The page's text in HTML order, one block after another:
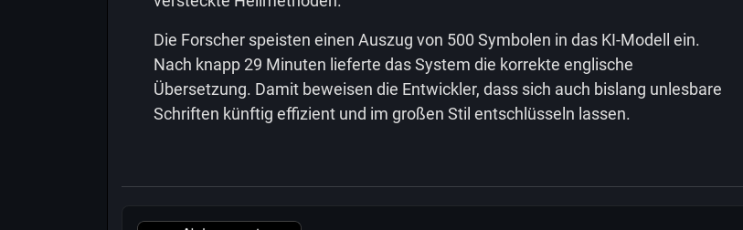
Die Forscher speisten einen Auszug von 500 Symbolen in das KI-Modell ein.
Nach knapp 29 Minuten lieferte das System die korrekte englische
Übersetzung. Damit beweisen die Entwickler, dass sich auch bislang unlesbare
Schriften künftig effizient und im großen Stil entschlüsseln lassen.